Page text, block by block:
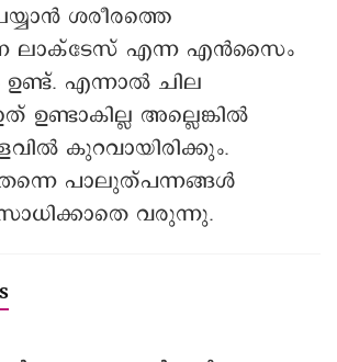
ശരീരത്തെ
ലാക്ടേസ് എന്ന എൻസൈം
എന്നാൽ ചില
അല്ലെങ്കിൽ
കുറവായിരിക്കും.
പാലുത്പന്നങ്ങള്‍
സാധിക്കാതെ വരുന്നു.